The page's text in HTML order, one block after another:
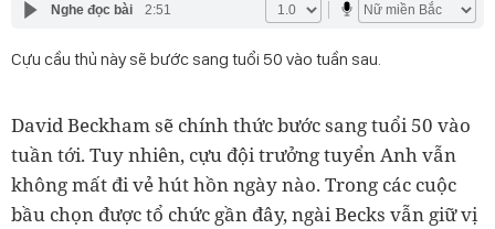
Nghe đọc bài 2:51
Cựu cầu thủ này sẽ bước sang tuổi 50 vào tuần sau.
David Beckham sẽ chính thức bước sang tuổi 50 vào
tuần tới. Tuy nhiên, cựu đội trưởng tuyển Anh vẫn
không mất đi vẻ hút hồn ngày nào. Trong các cuộc
bầu chọn được tổ chức gần đây, ngài Becks vẫn giữ vị